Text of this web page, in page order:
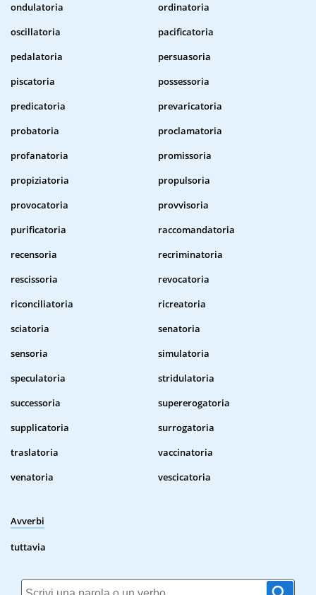
ondulatoria
ordinatoria
oscillatoria
pacificatoria
pedalatoria
persuasoria
piscatoria
possessoria
predicatoria
prevaricatoria
probatoria
proclamatoria
profanatoria
promissoria
propiziatoria
propulsoria
provocatoria
provvisoria
purificatoria
raccomandatoria
recensoria
recriminatoria
rescissoria
revocatoria
riconciliatoria
ricreatoria
sciatoria
senatoria
sensoria
simulatoria
speculatoria
stridulatoria
successoria
supererogatoria
supplicatoria
surrogatoria
traslatoria
vaccinatoria
venatoria
vescicatoria
Avverbi
tuttavia